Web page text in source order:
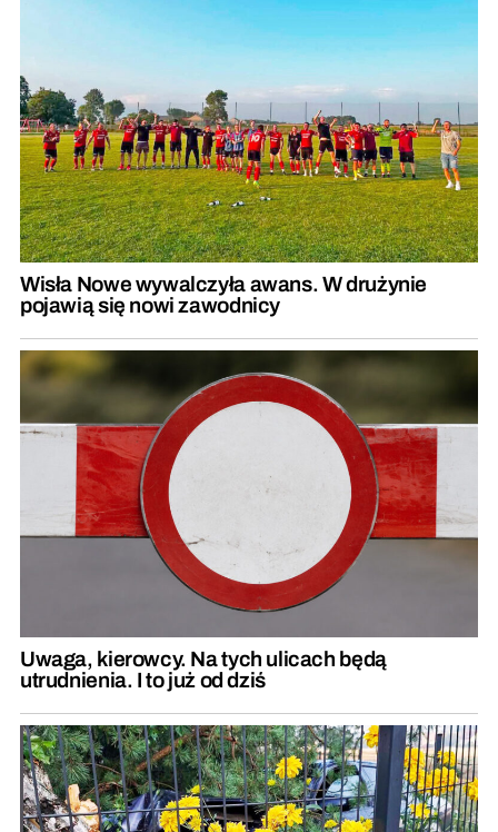
Wisła Nowe wywalczyła awans. W drużynie
pojawią się nowi zawodnicy
Uwaga, kierowcy. Na tych ulicach będą
utrudnienia. I to już od dziś